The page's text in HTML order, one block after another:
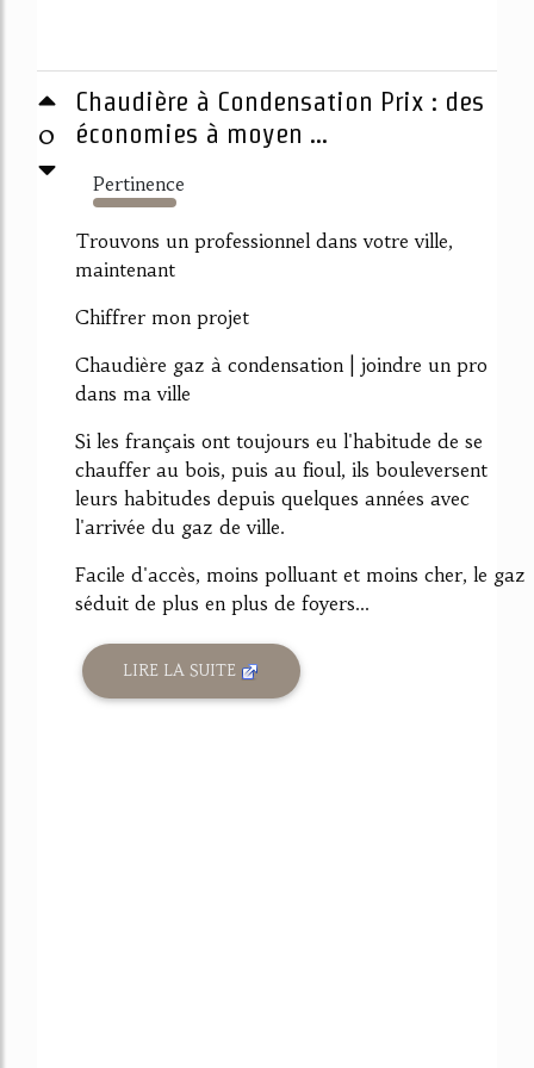
0
Chaudière à Condensation Prix : des
économies à moyen ...
Pertinence
9798%
Trouvons un professionnel dans votre ville,
maintenant
Chiffrer mon projet
Chaudière gaz à condensation | joindre un pro
dans ma ville
Si les français ont toujours eu l'habitude de se
chauffer au bois, puis au fioul, ils bouleversent
leurs habitudes depuis quelques années avec
l'arrivée du gaz de ville.
Facile d'accès, moins polluant et moins cher, le gaz
séduit de plus en plus de foyers...
LIRE LA SUITE